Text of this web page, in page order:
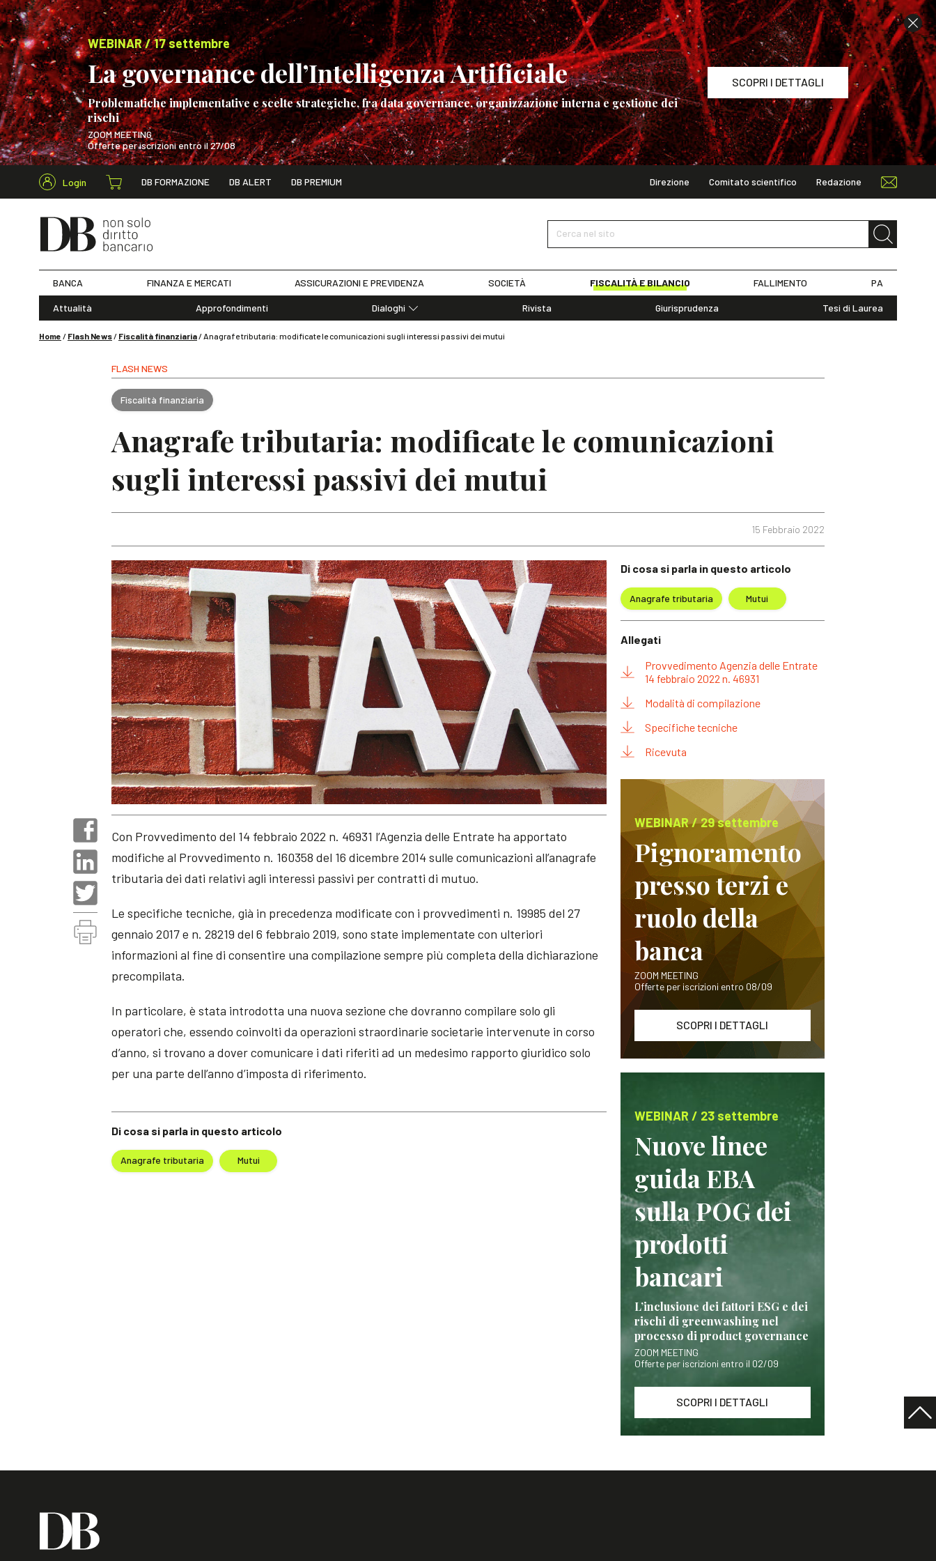
WEBINAR / 17 settembre
La governance dell’Intelligenza Artificiale
Problematiche implementative e scelte strategiche, fra data governance, organizzazione interna e gestione dei
rischi
ZOOM MEETING
Offerte per iscrizioni entro il 27/08
SCOPRI I DETTAGLI
WEBINAR / 17 settembre
Login DB FORMAZIONE DB ALERT DB PREMIUM Direzione Comitato scientifico Redazione
Cerca nel sito
Cerca nel sito
BANCA FINANZA E MERCATI ASSICURAZIONI E PREVIDENZA SOCIETÀ FISCALITÀ E BILANCIO FALLIMENTO PA
Attualità Approfondimenti
Dialoghi
Rivista Giurisprudenza Tesi di Laurea
Home / Flash News/ Fiscalità finanziaria/Anagrafe tributaria: modificate le comunicazioni sugli interessi passivi dei mutui
FLASH NEWS
Fiscalità finanziaria
Anagrafe tributaria: modificate le comunicazioni
sugli interessi passivi dei mutui
15 Febbraio 2022
Di cosa si parla in questo articolo
Anagrafe tributaria Mutui
Con Provvedimento del 14 febbraio 2022 n. 46931 l’Agenzia delle Entrate ha apportato
modifiche al Provvedimento n. 160358 del 16 dicembre 2014 sulle comunicazioni all’anagrafe
tributaria dei dati relativi agli interessi passivi per contratti di mutuo.
Le specifiche tecniche, già in precedenza modificate con i provvedimenti n. 19985 del 27
gennaio 2017 e n. 28219 del 6 febbraio 2019, sono state implementate con ulteriori
informazioni al fine di consentire una compilazione sempre più completa della dichiarazione
precompilata.
In particolare, è stata introdotta una nuova sezione che dovranno compilare solo gli
operatori che, essendo coinvolti da operazioni straordinarie societarie intervenute in corso
d’anno, si trovano a dover comunicare i dati riferiti ad un medesimo rapporto giuridico solo
per una parte dell’anno d’imposta di riferimento.
Di cosa si parla in questo articolo
Anagrafe tributaria Mutui
Allegati
Provvedimento Agenzia delle Entrate
14 febbraio 2022 n. 46931
Modalità di compilazione
Specifiche tecniche
Ricevuta
WEBINAR / 29 settembre
Pignoramento
presso terzi e
ruolo della
banca
ZOOM MEETING
Offerte per iscrizioni entro 08/09
SCOPRI I DETTAGLI
WEBINAR / 23 settembre
Nuove linee
guida EBA
sulla POG dei
prodotti
bancari
L’inclusione dei fattori ESG e dei
rischi di greenwashing nel
processo di product governance
ZOOM MEETING
Offerte per iscrizioni entro il 02/09
SCOPRI I DETTAGLI